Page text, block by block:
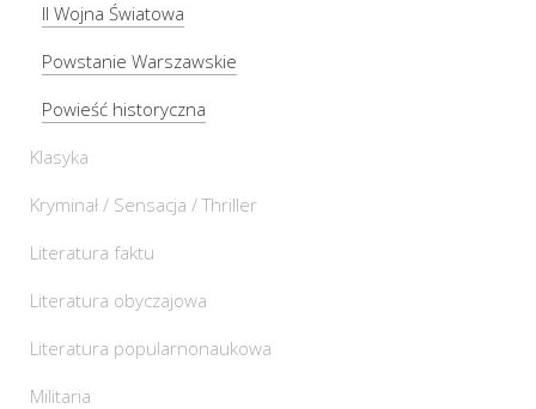
II Wojna Światowa
Powstanie Warszawskie
Powieść historyczna
Klasyka
Kryminał / Sensacja / Thriller
Literatura faktu
Literatura obyczajowa
Literatura popularnonaukowa
Militaria